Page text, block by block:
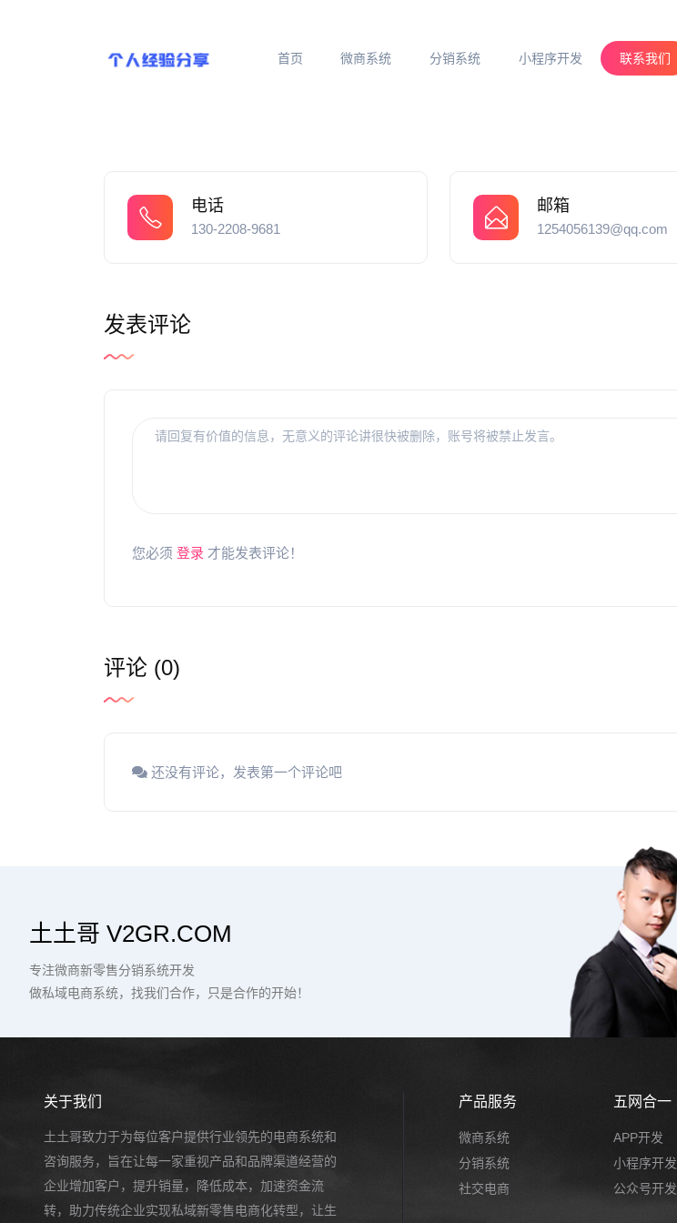
首页 微商系统 分销系统 小程序开发 联系我们
电话
130-2208-9681
邮箱
1254056139@qq.com
发表评论
您必须 登录 才能发表评论！
评论 (0)
还没有评论，发表第一个评论吧
土土哥 V2GR.COM
专注微商新零售分销系统开发
做私域电商系统，找我们合作，只是合作的开始！
关于我们
土土哥致力于为每位客户提供行业领先的电商系统和
咨询服务，旨在让每一家重视产品和品牌渠道经营的
企业增加客户，提升销量，降低成本，加速资金流
转，助力传统企业实现私域新零售电商化转型，让生
产品服务
微商系统
分销系统
社交电商
五网合一
APP开发
小程序开发
公众号开发